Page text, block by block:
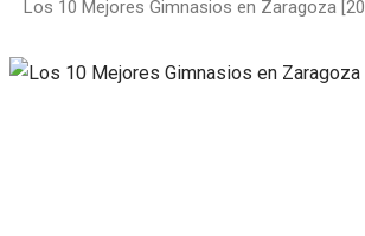
Los 10 Mejores Gimnasios en Zaragoza